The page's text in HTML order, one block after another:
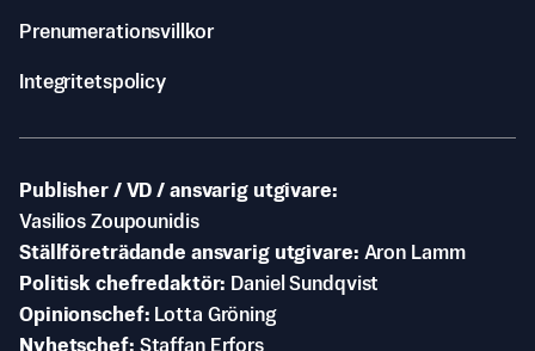
Prenumerationsvillkor
Integritetspolicy
Publisher / VD / ansvarig utgivare
Vasilios Zoupounidis
Ställföreträdande ansvarig utgivare Aron Lamm
Politisk chefredaktör
Daniel Sundqvist
Opinionschef
Lotta Gröning